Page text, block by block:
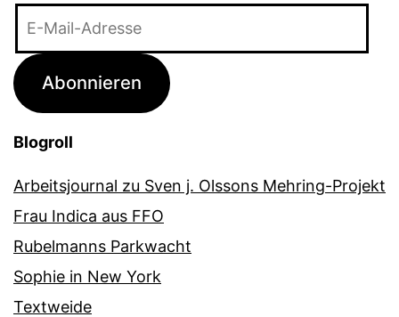
Adresse
Abonnieren
Blogroll
Arbeitsjournal zu Sven j. Olssons Mehring-Projekt
Frau Indica aus FFO
Rubelmanns Parkwacht
Sophie in New York
Textweide